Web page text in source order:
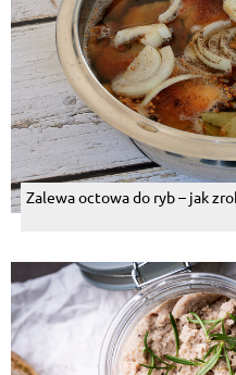
Zalewa octowa do ryb – jak